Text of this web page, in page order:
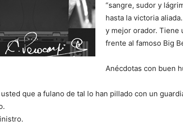
“sangre, sudor y
hasta la victoria
y mejor orador. Tiene
frente al famoso Big
Anécdotas con buen
usted que a fulano de tal lo han pillado con
ministro. – ¿En
ministro. –